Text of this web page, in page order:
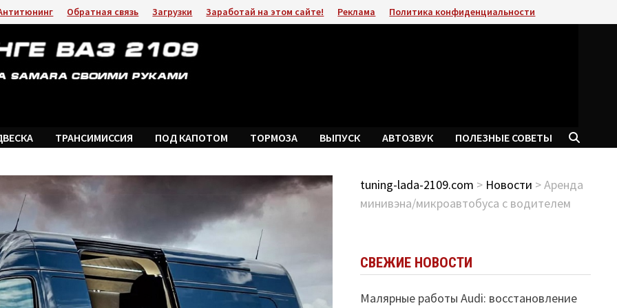
Обратная связь Загрузки Заработай на этом сайте! Реклама Политика конфиденциальности
ТРАНСИМИССИЯ ПОД КАПОТОМ ТОРМОЗА ВЫПУСК АВТОЗВУК ПОЛЕЗНЫЕ СОВЕТЫ
tuning-lada-2109.com > Новости > Аренда
минивэна/микроавтобуса с водителем
СВЕЖИЕ НОВОСТИ
Малярные работы Audi: восстановление